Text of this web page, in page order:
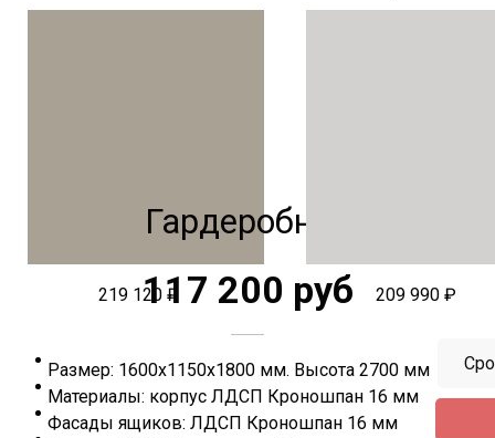
209 990 ₽
219 120 ₽
Гардеробная
117 200 руб
Размер: 1600х1150х1800 мм. Высота 2700 мм
Материалы: корпус ЛДСП Кроношпан 16 мм
Фасады ящиков: ЛДСП Кроношпан 16 мм